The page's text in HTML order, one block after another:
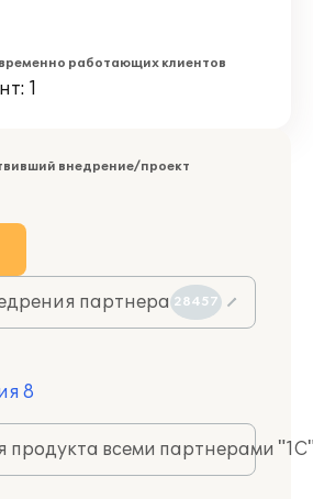
работающих клиентов
1
внедрение/проект
партнера 28457
8
продукта всеми партнерами